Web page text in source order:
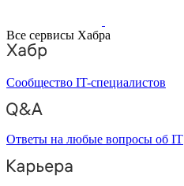
Все сервисы Хабра
Сообщество IT-специалистов
Ответы на любые вопросы об IT